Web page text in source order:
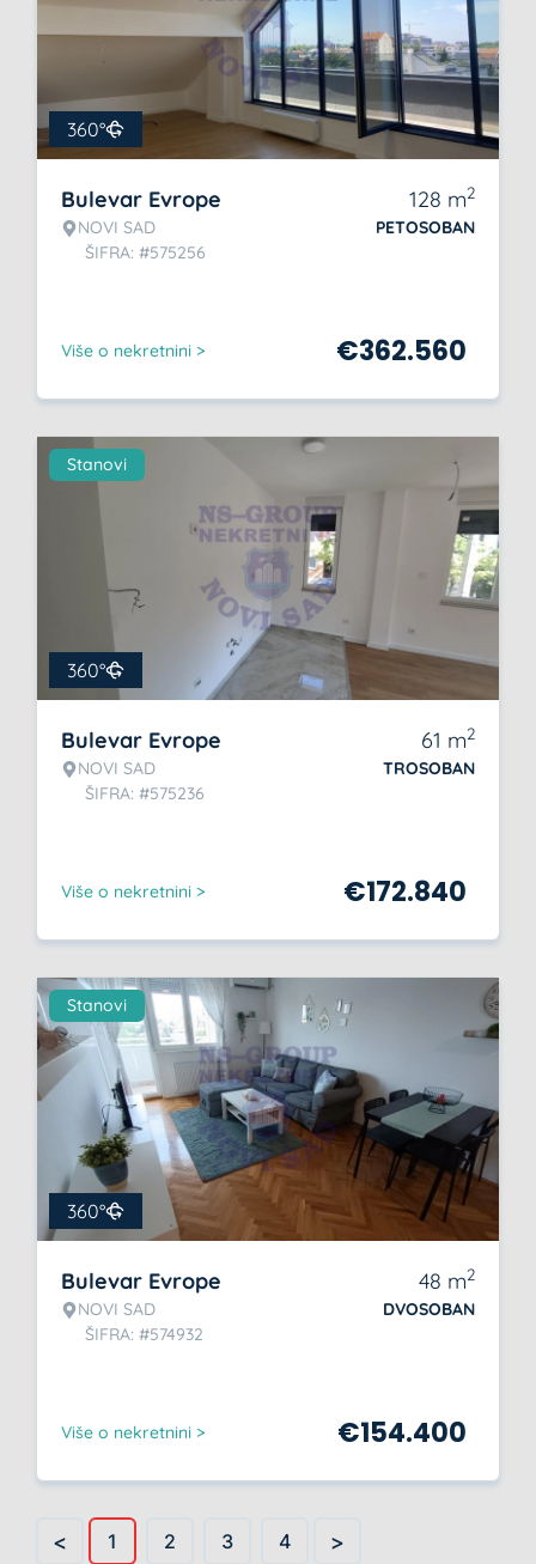
360°
Bulevar Evrope
NOVI SAD
ŠIFRA: #575256
128 m2
PETOSOBAN
Više o nekretnini > €362.560
Stanovi
360°
Bulevar Evrope
NOVI SAD
ŠIFRA: #575236
61 m2
TROSOBAN
Više o nekretnini > €172.840
Stanovi
360°
Bulevar Evrope
NOVI SAD
ŠIFRA: #574932
48 m2
DVOSOBAN
Više o nekretnini > €154.400
< 1 2 3 4 >